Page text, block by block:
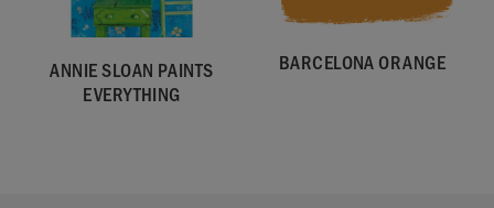
ANNIE SLOAN PAINTS
EVERYTHING
BARCELONA ORANGE